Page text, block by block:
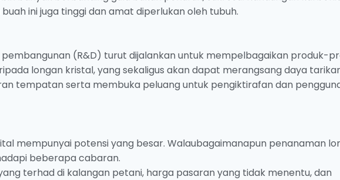
ini juga tinggi dan amat diperlukan oleh tubuh.
pembangunan (R&D) turut dijalankan untuk mempelbagaikan produk-
longan kristal, yang sekaligus akan dapat merangsang daya
tempatan serta membuka peluang untuk pengiktirafan dan
mempunyai potensi yang besar. Walaubagaimanapun penanaman
beberapa cabaran.
terhad di kalangan petani, harga pasaran yang tidak menentu, dan